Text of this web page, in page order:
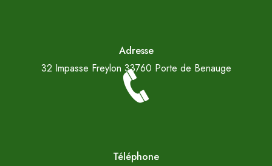
Adresse
32 Impasse Freylon 33760 Porte de Benauge
Téléphone